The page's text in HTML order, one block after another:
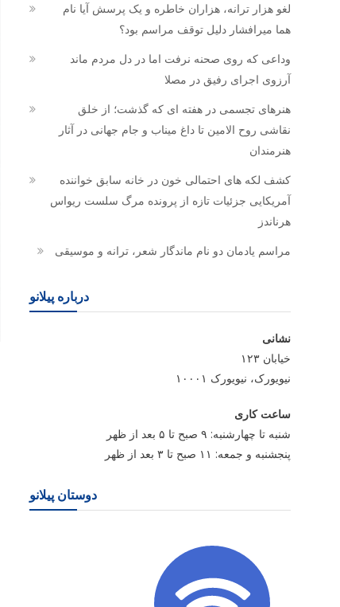
لغو هزار ترانه، هزاران خاطره و یک پرسش آیا نام
هما میرافشار دلیل توقف مراسم بود؟
وداعی که روی صحنه نرفت اما در دل مردم ماند
آرزوی اجرای رفیق در مصلا
هنرهای تجسمی در هفته ای که گذشت؛ از خلق
نقاشی روح الامین تا داغ میناب و جام جهانی در آثار
هنرمندان
کشف لکه های احتمالی خون در خانه سابق خواننده
آمریکایی جزئیات تازه از پرونده مرگ سلست ریواس
هرناندز
مراسم یادمان دو نام ماندگار شعر، ترانه و موسیقی
درباره پیلانو
نشانی
خیابان ۱۲۳
نیویورک، نیویورک ۱۰۰۰۱
ساعت کاری
شنبه تا چهارشنبه: ۹ صبح تا ۵ بعد از ظهر
پنجشنبه و جمعه: ۱۱ صبح تا ۳ بعد از ظهر
دوستان پیلانو